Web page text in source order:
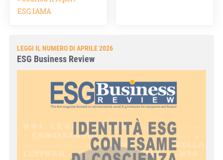
ESG.IAMA
LEGGI IL NUMERO DI APRILE 2026
ESG Business Review